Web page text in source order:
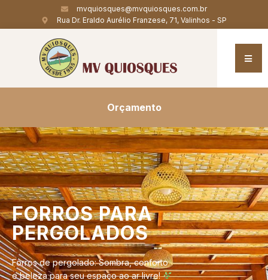
mvquiosques@mvquiosques.com.br
Rua Dr. Eraldo Aurélio Franzese, 71, Valinhos - SP
Orçamento
FORROSPARA
PERGOLADOS
Forros de pergolado: Sombra, conforto
e beleza para seu espaço ao ar livre!